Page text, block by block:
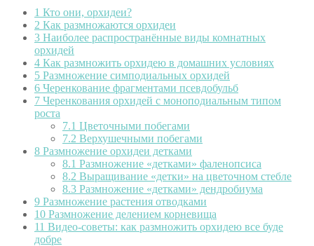
1 Кто они, орхидеи?
2 Как размножаются орхидеи
3 Наиболее распространённые виды комнатных
орхидей
4 Как размножить орхидею в домашних условиях
5 Размножение симподиальных орхидей
6 Черенкование фрагментами псевдобульб
7 Черенкования орхидей с моноподиальным типом
роста
7.1 Цветочными побегами
7.2 Верхушечными побегами
8 Размножение орхидеи детками
8.1 Размножение «детками» фаленопсиса
8.2 Выращивание «детки» на цветочном стебле
8.3 Размножение «детками» дендробиума
9 Размножение растения отводками
10 Размножение делением корневища
11 Видео-советы: как размножить орхидею все буде
добре